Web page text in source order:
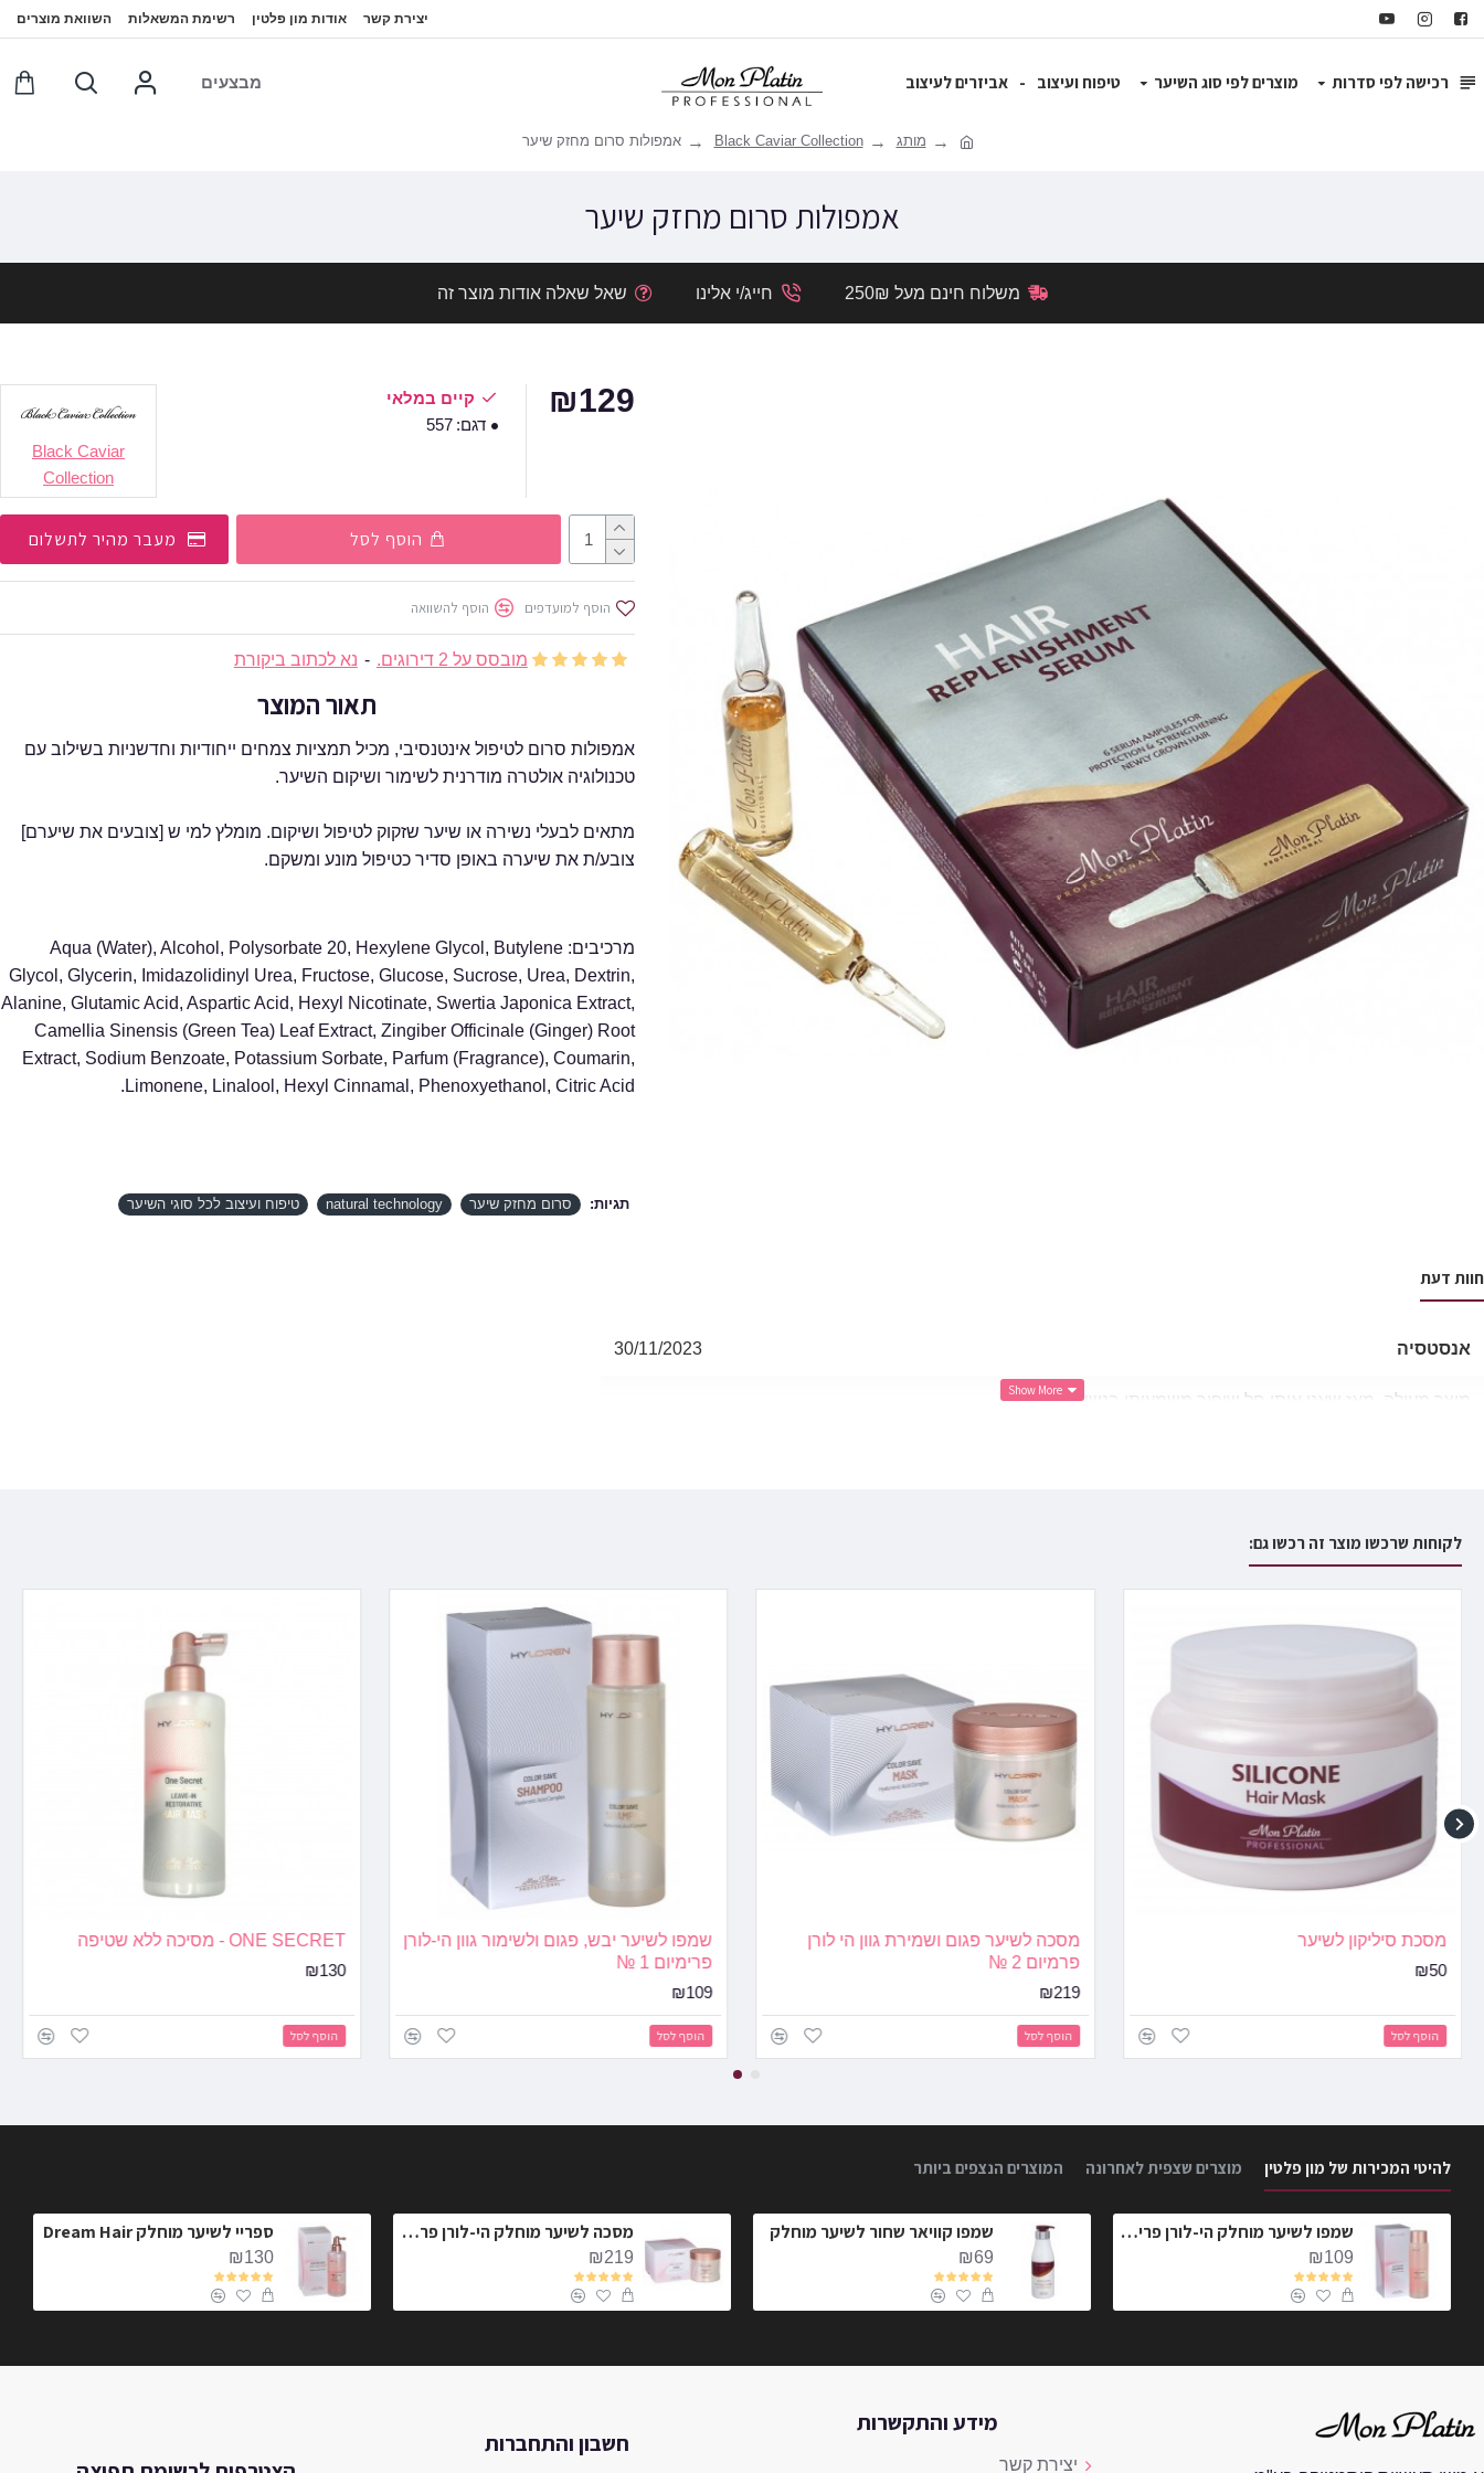
יצירת קשר אודות מון פלטין רשימת המשאלות השוואת מוצרים
רכישה לפי סדרות מוצרים לפי סוג השיער טיפוח ועיצוב - אביזרים לעיצוב מבצעים
מותג Black Caviar Collection אמפולות סרום מחזק שיער
אמפולות סרום מחזק שיער
משלוח חינם מעל 250₪ חייג/י אלינו שאל שאלה אודות מוצר זה
מובסס על 2 דירוגים. - נא לכתוב ביקורת
₪129
קיים במלאי
דגם: 557
Black Caviar
Collection
הוסף לסל מעבר מהיר לתשלום
הוסף למועדפים הוסף להשוואה
תאור המוצר
אמפולות סרום לטיפול אינטנסיבי, מכיל תמציות צמחים ייחודיות וחדשניות בשילוב עם
מתאים לבעלי נשירה או שיער שזקוק לטיפול ושיקום. מומלץ למי ש [צובעים את שיערם]
צובע/ת את שיערה באופן סדיר כטיפול מונע ומשקם.
מרכיבים: Aqua (Water), Alcohol, Polysorbate 20, Hexylene Glycol, Butylene
Glycol, Glycerin, Imidazolidinyl Urea, Fructose, Glucose, Sucrose, Urea, Dextrin,
Alanine, Glutamic Acid, Aspartic Acid, Hexyl Nicotinate, Swertia Japonica Extract,
Camellia Sinensis (Green Tea) Leaf Extract, Zingiber Officinale (Ginger) Root
Extract, Sodium Benzoate, Potassium Sorbate, Parfum (Fragrance), Coumarin,
Limonene, Linalool, Hexyl Cinnamal, Phenoxyethanol, Citric Acid.
תגיות: סרום מחזק שיער natural technology טיפוח ועיצוב לכל סוגי השיער
חוות דעת
אנסטסיה 30/11/2023
מוצר מעולה. מאז שאני איתו חל שיפור משמעותי בנשירה שלי
מאז שאני משתמשת בטיפות האלה השיער בריא ולא נושר
נא לכתוב ביקורת
שם פרטי:
נא לשים לב:
לקוחות שרכשו מוצר זה רכשו גם:
מסכת סיליקון לשיער
₪50
הוסף לסל
מסכה לשיער פגום ושמירת גוון הי לורן
פרמיום 2 №
₪219
הוסף לסל
שמפו לשיער יבש, פגום ולשימור גוון הי-לורן
פרימיום 1 №
₪109
הוסף לסל
ONE SECRET - מסיכה ללא שטיפה
₪130
הוסף לסל
להיטי המכירות של מון פלטין מוצרים שצפית לאחרונה המוצרים הנצפים ביותר
שמפו לשיער מוחלק הי-לורן פרימיום 1 №
₪109
שמפו קוויאר שחור לשיער מוחלק
₪69
מסכה לשיער מוחלק הי-לורן פרימיום 2 №
₪219
ספריי לשיער מוחלק Dream Hair
₪130
מידע והתקשרות
יצירת קשר
חשבון והתחברות